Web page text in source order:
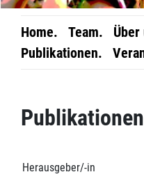
Home. Team. Über
Publikationen.
Inhalt
Publikationen
Herausgeber/-in